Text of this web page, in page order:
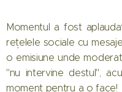
Momentul a fost
rețelele sociale cu
o emisiune unde
"nu intervine destul",
moment pentru a o face!